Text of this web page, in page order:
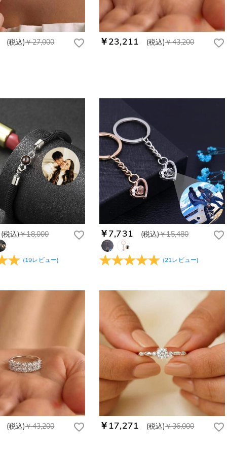
(税込)￥27,000 ￥23,211 (税込)￥43,200
(税込)￥18,000
(19レビュー)
￥7,731 (税込)￥15,480
(21レビュー)
(税込)￥43,200 ￥17,271 (税込)￥36,000